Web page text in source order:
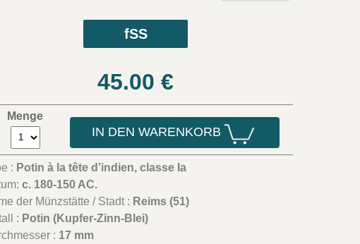
fSS
45.00 €
Menge
IN DEN WARENKORB
: Potin à la tête d’indien, classe Ia
c. 180-150 AC.
der Münzstätte / Stadt : Reims (51)
: Potin (Kupfer-Zinn-Blei)
: 17 mm